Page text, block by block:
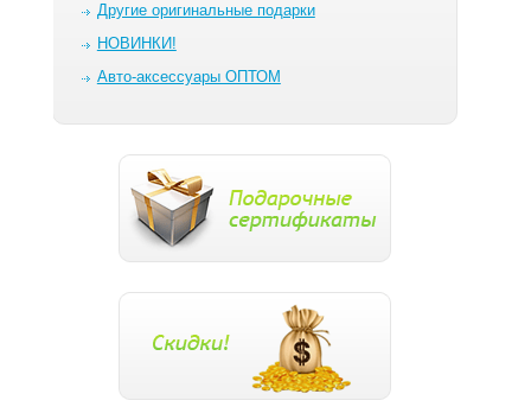
Другие оригинальные подарки
НОВИНКИ!
Авто-аксессуары ОПТОМ